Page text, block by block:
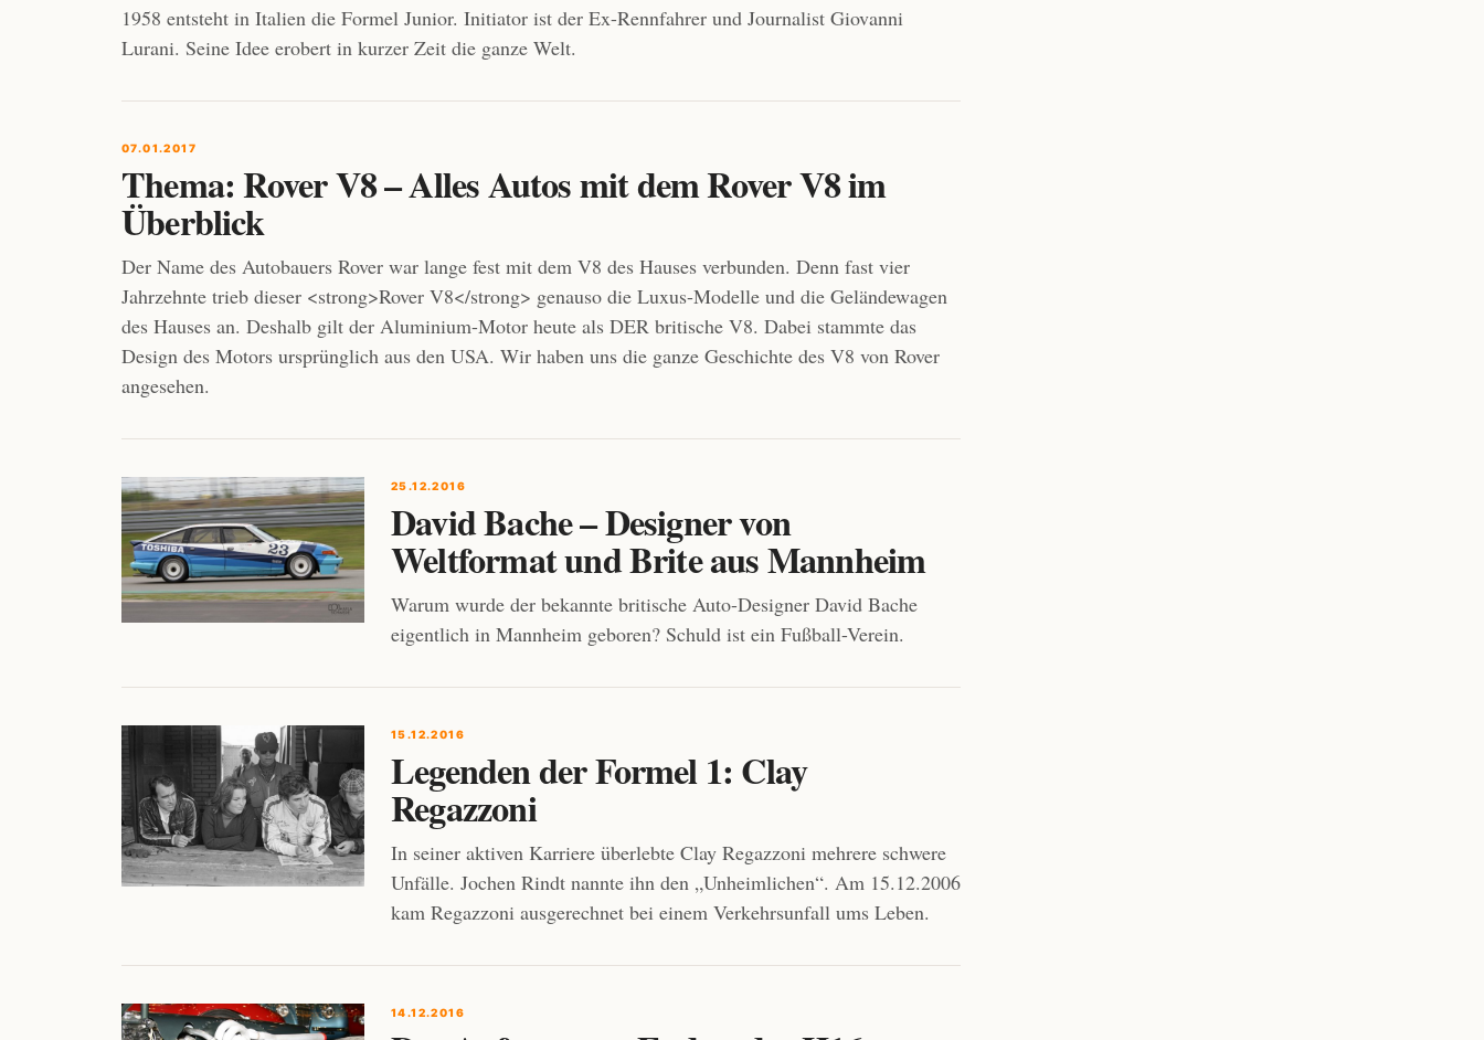
1958 entsteht in Italien die Formel Junior. Initiator ist der Ex-Rennfahrer und Journalist Giovanni
Lurani. Seine Idee erobert in kurzer Zeit die ganze Welt.
07.01.2017
Thema: Rover V8 – Alles Autos mit dem Rover V8 im
Überblick
Der Name des Autobauers Rover war lange fest mit dem V8 des Hauses verbunden. Denn fast vier
Jahrzehnte trieb dieser <strong>Rover V8</strong> genauso die Luxus-Modelle und die Geländewagen
des Hauses an. Deshalb gilt der Aluminium-Motor heute als DER britische V8. Dabei stammte das
Design des Motors ursprünglich aus den USA. Wir haben uns die ganze Geschichte des V8 von Rover
angesehen.
25.12.2016
David Bache – Designer von
Weltformat und Brite aus Mannheim
Warum wurde der bekannte britische Auto-Designer David Bache
eigentlich in Mannheim geboren? Schuld ist ein Fußball-Verein.
15.12.2016
Legenden der Formel 1: Clay
Regazzoni
In seiner aktiven Karriere überlebte Clay Regazzoni mehrere schwere
Unfälle. Jochen Rindt nannte ihn den „Unheimlichen“. Am 15.12.2006
kam Regazzoni ausgerechnet bei einem Verkehrsunfall ums Leben.
14.12.2016